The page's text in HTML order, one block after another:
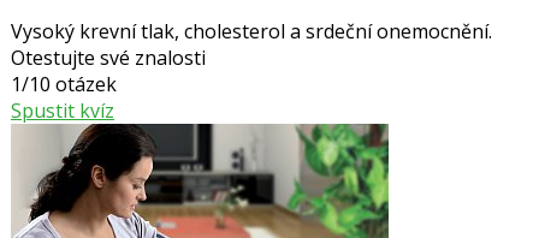
Vysoký krevní tlak, cholesterol a srdeční onemocnění.
Otestujte své znalosti
1/10 otázek
Spustit kvíz